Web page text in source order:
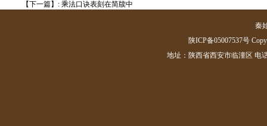
【下一篇】: 乘法口诀表刻在简牍中
秦
陕ICP备05007537号
地址：陕西省西安市临潼区 电